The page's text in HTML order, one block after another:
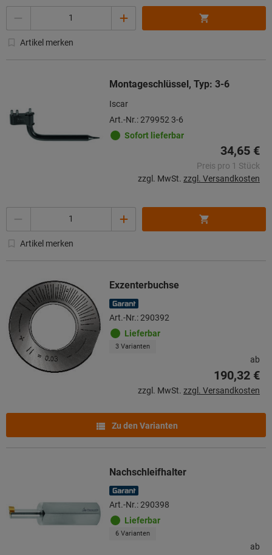
Artikel merken
Montageschlüssel, Typ: 3-6
Iscar
Art.-Nr.: 279952 3-6
Sofort lieferbar
34,65 €
Preis pro 1 Stück
zzgl. MwSt. zzgl. Versandkosten
Artikel merken
Exzenterbuchse
Art.-Nr.: 290392
Lieferbar
3 Varianten
ab
190,32 €
zzgl. MwSt. zzgl. Versandkosten
Zu den Varianten
Nachschleifhalter
Art.-Nr.: 290398
Lieferbar
6 Varianten
ab